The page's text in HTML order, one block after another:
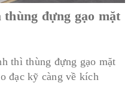
đựng gạo mặt
thì thùng đựng gạo mặt
đạc kỹ càng về kích